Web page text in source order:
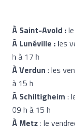
À Saint-Avold :
À Lunéville :les
h à 17 h
À Verdun : les
à 15 h
À Schiltigheim :
09 h à 15 h
À Metz : le